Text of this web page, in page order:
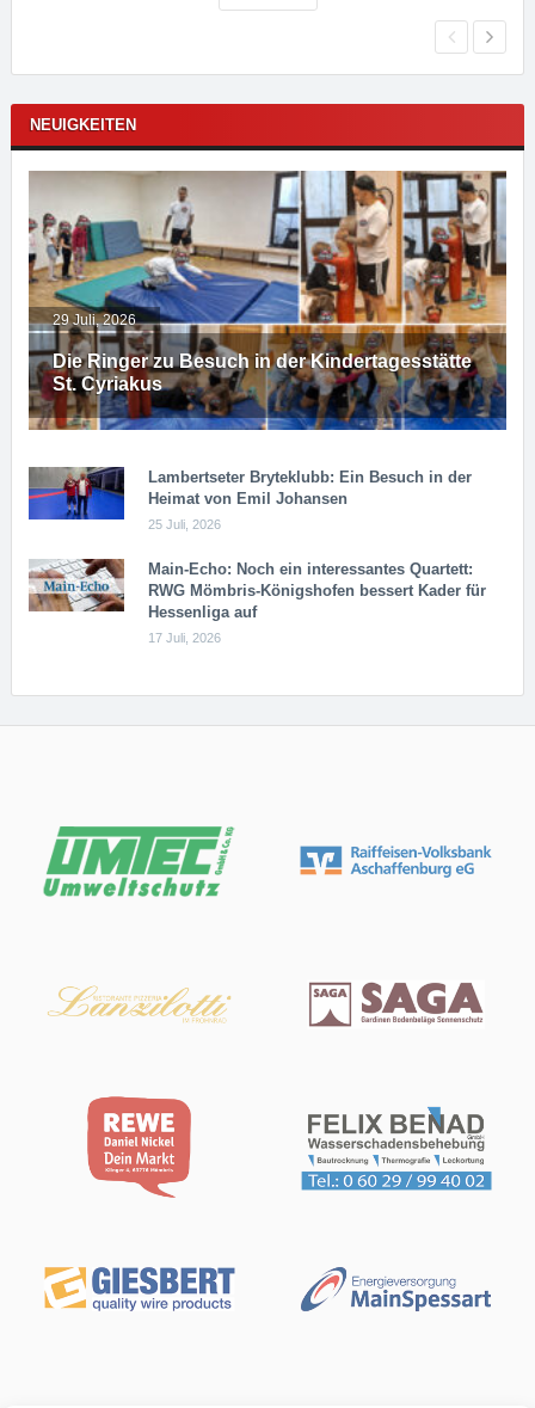
NEUIGKEITEN
Die Ringer zu Besuch in der Kindertagesstätte
St. Cyriakus
29 Juli, 2026
Lambertseter Bryteklubb: Ein Besuch in der
Heimat von Emil Johansen
25 Juli, 2026
Main-Echo: Noch ein in­ter­es­san­tes Quar­tett:
RWG Möm­b­ris-Kö­n­igs­ho­fen bessert Kader für
Hessenliga auf
17 Juli, 2026